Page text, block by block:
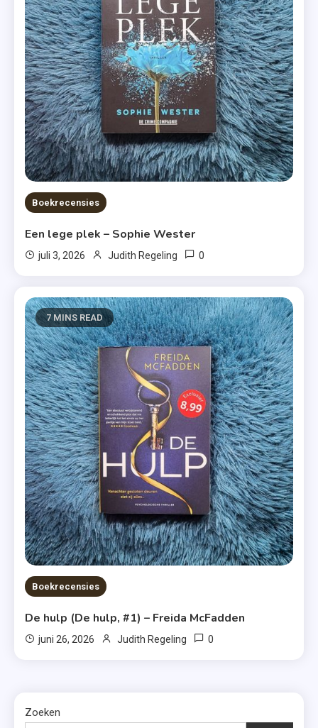
Boekrecensies
Een lege plek – Sophie Wester
juli 3, 2026 Judith Regeling 0
7 MINS READ
Boekrecensies
De hulp (De hulp, #1) – Freida McFadden
juni 26, 2026 Judith Regeling 0
Zoeken